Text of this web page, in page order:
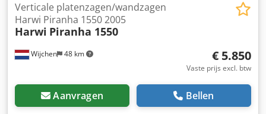
Wijchen 48 km
Verticale platenzagen/wandzagen
Harwi Piranha 1550 2005
Harwi Piranha 1550
€ 5.850
Vaste prijs excl. btw
Aanvragen Bellen